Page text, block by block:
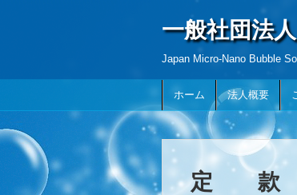
一般社団法
Japan Micro-Nano Bubble
ホーム 法人概要
定 款